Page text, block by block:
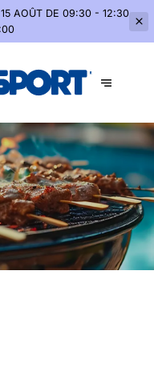
15 AOÛT DE 09:30 - 12:30